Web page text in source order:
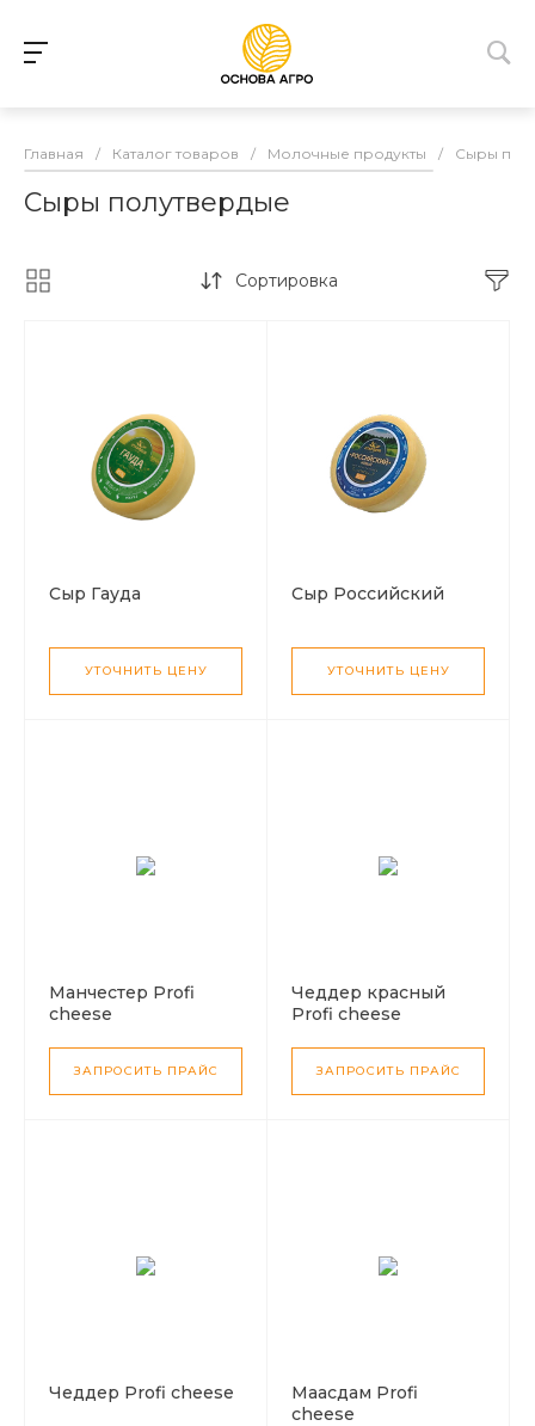
Главная / Каталог товаров / Молочные продукты / Сыры
Сыры полутвердые
Сортировка
Сыр Гауда
УТОЧНИТЬ ЦЕНУ
Сыр Российский
УТОЧНИТЬ ЦЕНУ
Манчестер Profi
cheese
ЗАПРОСИТЬ ПРАЙС
Чеддер красный
Profi cheese
ЗАПРОСИТЬ ПРАЙС
Чеддер Profi cheese
Маасдам Profi
cheese